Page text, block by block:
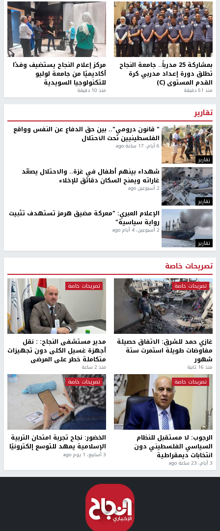
بمشاركة 25 مدرباً.. جامعة النجاح
تطلق دورة إعداد مدربي كرة
القدم المستوى (C)
منذ 51 دقيقة
مركز إعلام النجاح يستضيف وفدًا
أكاديميًا من جامعة لوليو
للتكنولوجيا السويدية
منذ 10 دقيقة
تقارير
تقارير
" قانون درومي".. بين حق الدفاع عن النفس وواقع
الفلسطينيين تحت الاحتلال
6 أيام، 17 ساعة ago
تقارير
شهداء بينهم أطفال في غزة.. والاحتلال يصعّد
غاراته ويمنح السكان دقائق للإخلاء
2 أسبوعين ago
تقارير
الإعلام العبري: "معركة مضيق هرمز تستهدف تثبيت
رواية سياسية"
2 أسبوعين، 4 أيام ago
تصريحات خاصة
تصريحات خاصة
غازي حمد للشرق: الاتفاق حصيلة
مفاوضات طويلة استمرت ستة
شهور
منذ 16 ثانية
تصريحات خاصة
مدير مستشفى النجاح: : نقل
أجهزة غسيل الكلى دون تجهيزات
متكاملة خطر على المرضى
منذ 2 ساعة
تصريحات خاصة
الرجوب: لا مستقبل للنظام
السياسي الفلسطيني دون
انتخابات ديمقراطية
3 أيام، 23 ساعة ago
تصريحات خاصة
الخضور: نجاح تجربة امتحان التربية
الإسلامية يمهد للتوسع إلكترونيًا
3 أسابيع، 1 يوم ago